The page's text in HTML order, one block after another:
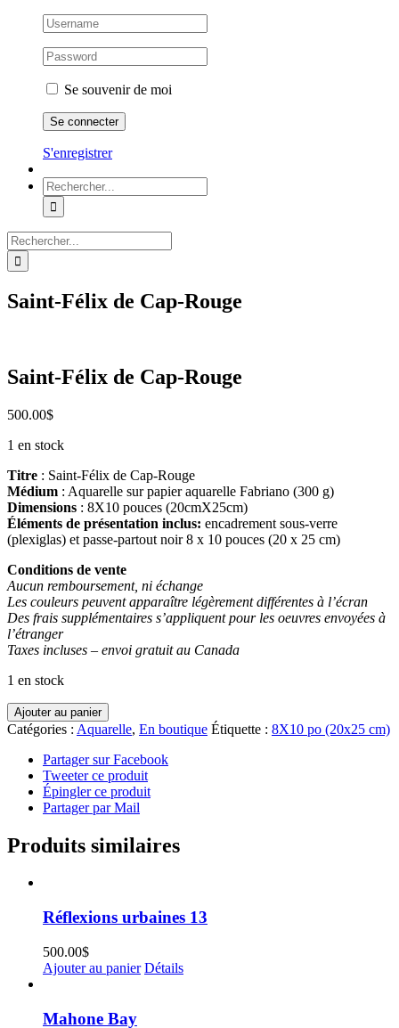
Se souvenir de moi
S'enregistrer
Rechercher:
Rechercher:
Saint-Félix de Cap-Rouge
Saint-Félix de Cap-Rouge
500.00$
1 en stock
Titre : Saint-Félix de Cap-Rouge
Médium : Aquarelle sur papier aquarelle Fabriano (300 g)
Dimensions : 8X10 pouces (20cmX25cm)
Éléments de présentation inclus: encadrement sous-verre
(plexiglas) et passe-partout noir 8 x 10 pouces (20 x 25 cm)
Conditions de vente
Aucun remboursement, ni échange
Les couleurs peuvent apparaître légèrement différentes à l’écran
Des frais supplémentaires s’appliquent pour les oeuvres envoyées à
l’étranger
Taxes incluses – envoi gratuit au Canada
1 en stock
quantité
de
Saint-
Félix
Cap-
Rouge
Ajouter au panier
Catégories : Aquarelle, En boutique Étiquette : 8X10 po (20x25 cm)
Partager sur Facebook
Tweeter ce produit
Épingler ce produit
Partager par Mail
Produits similaires
Réflexions urbaines 13
500.00$
Ajouter au panier Détails
Mahone Bay